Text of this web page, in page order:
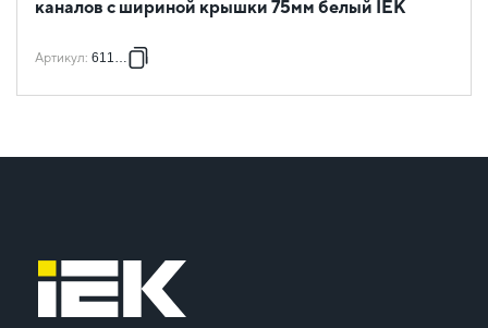
каналов с шириной крышки 75мм белый IEK
Артикул: 611788